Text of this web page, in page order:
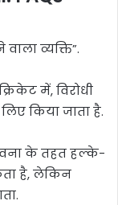
व्यक्ति”.
में, विरोधी
किया जाता है.
के तहत हल्के-
है, लेकिन